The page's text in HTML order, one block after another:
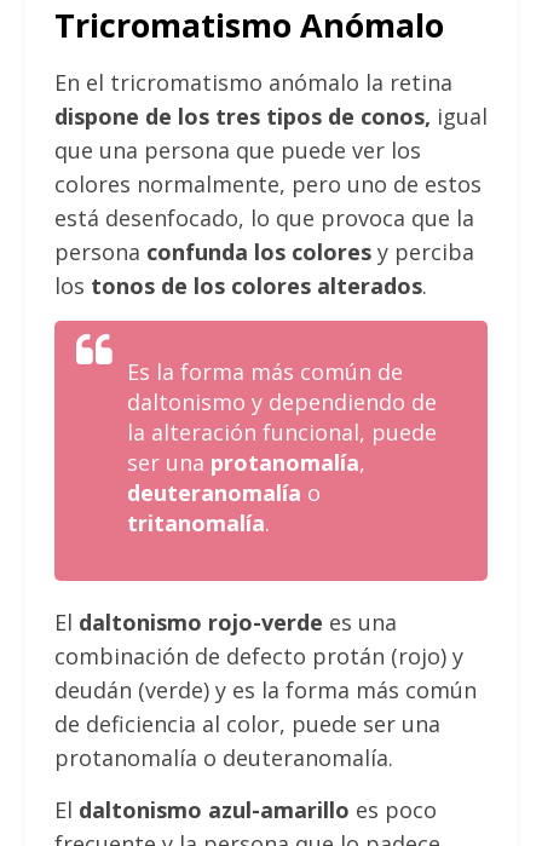
Tricromatismo Anómalo
En el tricromatismo anómalo la retina
dispone de los tres tipos de conos, igual
que una persona que puede ver los
colores normalmente, pero uno de estos
está desenfocado, lo que provoca que la
persona confunda los coloresy perciba
los tonos de los colores alterados.
Es la forma más común de
daltonismo y dependiendo de
la alteración funcional, puede
ser una protanomalía,
deuteranomalía o
tritanomalía.
El daltonismo rojo-verde es una
combinación de defecto protán (rojo) y
deudán (verde) y es la forma más común
de deficiencia al color, puede ser una
protanomalía o deuteranomalía.
El daltonismo azul-amarillo es poco